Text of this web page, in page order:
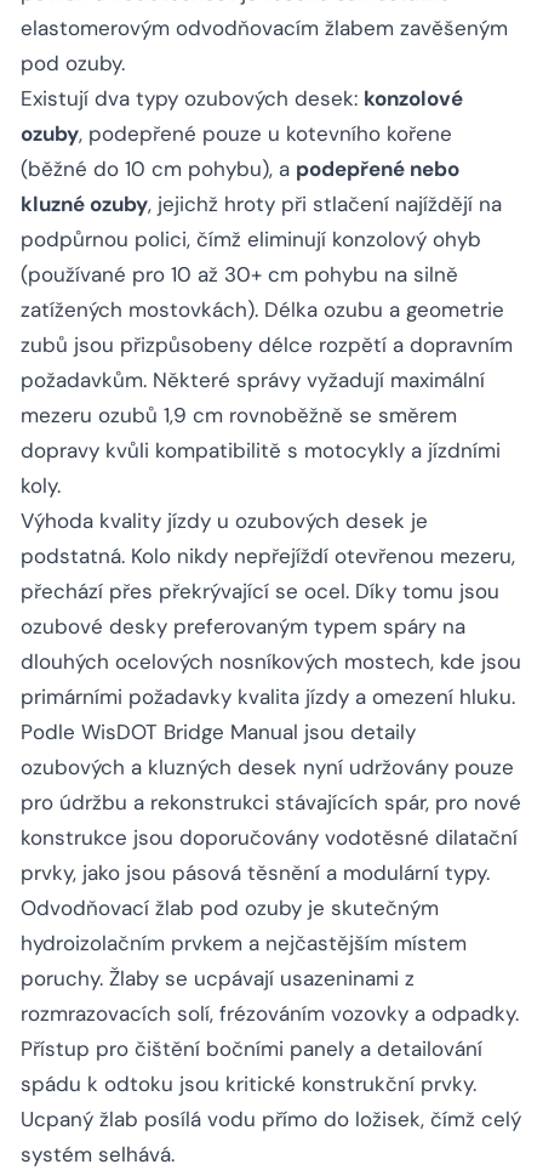
elastomerovým odvodňovacím žlabem zavěšeným
pod ozuby.
Existují dva typy ozubových desek: konzolové
ozuby, podepřené pouze u kotevního kořene
(běžné do 10 cm pohybu), a podepřené nebo
kluzné ozuby, jejichž hroty při stlačení najíždějí na
podpůrnou polici, čímž eliminují konzolový ohyb
(používané pro 10 až 30+ cm pohybu na silně
zatížených mostovkách). Délka ozubu a geometrie
zubů jsou přizpůsobeny délce rozpětí a dopravním
požadavkům. Některé správy vyžadují maximální
mezeru ozubů 1,9 cm rovnoběžně se směrem
dopravy kvůli kompatibilitě s motocykly a jízdními
koly.
Výhoda kvality jízdy u ozubových desek je
podstatná. Kolo nikdy nepřejíždí otevřenou mezeru,
přechází přes překrývající se ocel. Díky tomu jsou
ozubové desky preferovaným typem spáry na
dlouhých ocelových nosníkových mostech, kde jsou
primárními požadavky kvalita jízdy a omezení hluku.
Podle WisDOT Bridge Manual jsou detaily
ozubových a kluzných desek nyní udržovány pouze
pro údržbu a rekonstrukci stávajících spár, pro nové
konstrukce jsou doporučovány vodotěsné dilatační
prvky, jako jsou pásová těsnění a modulární typy.
Odvodňovací žlab pod ozuby je skutečným
hydroizolačním prvkem a nejčastějším místem
poruchy. Žlaby se ucpávají usazeninami z
rozmrazovacích solí, frézováním vozovky a odpadky.
Přístup pro čištění bočními panely a detailování
spádu k odtoku jsou kritické konstrukční prvky.
Ucpaný žlab posílá vodu přímo do ložisek, čímž celý
systém selhává.